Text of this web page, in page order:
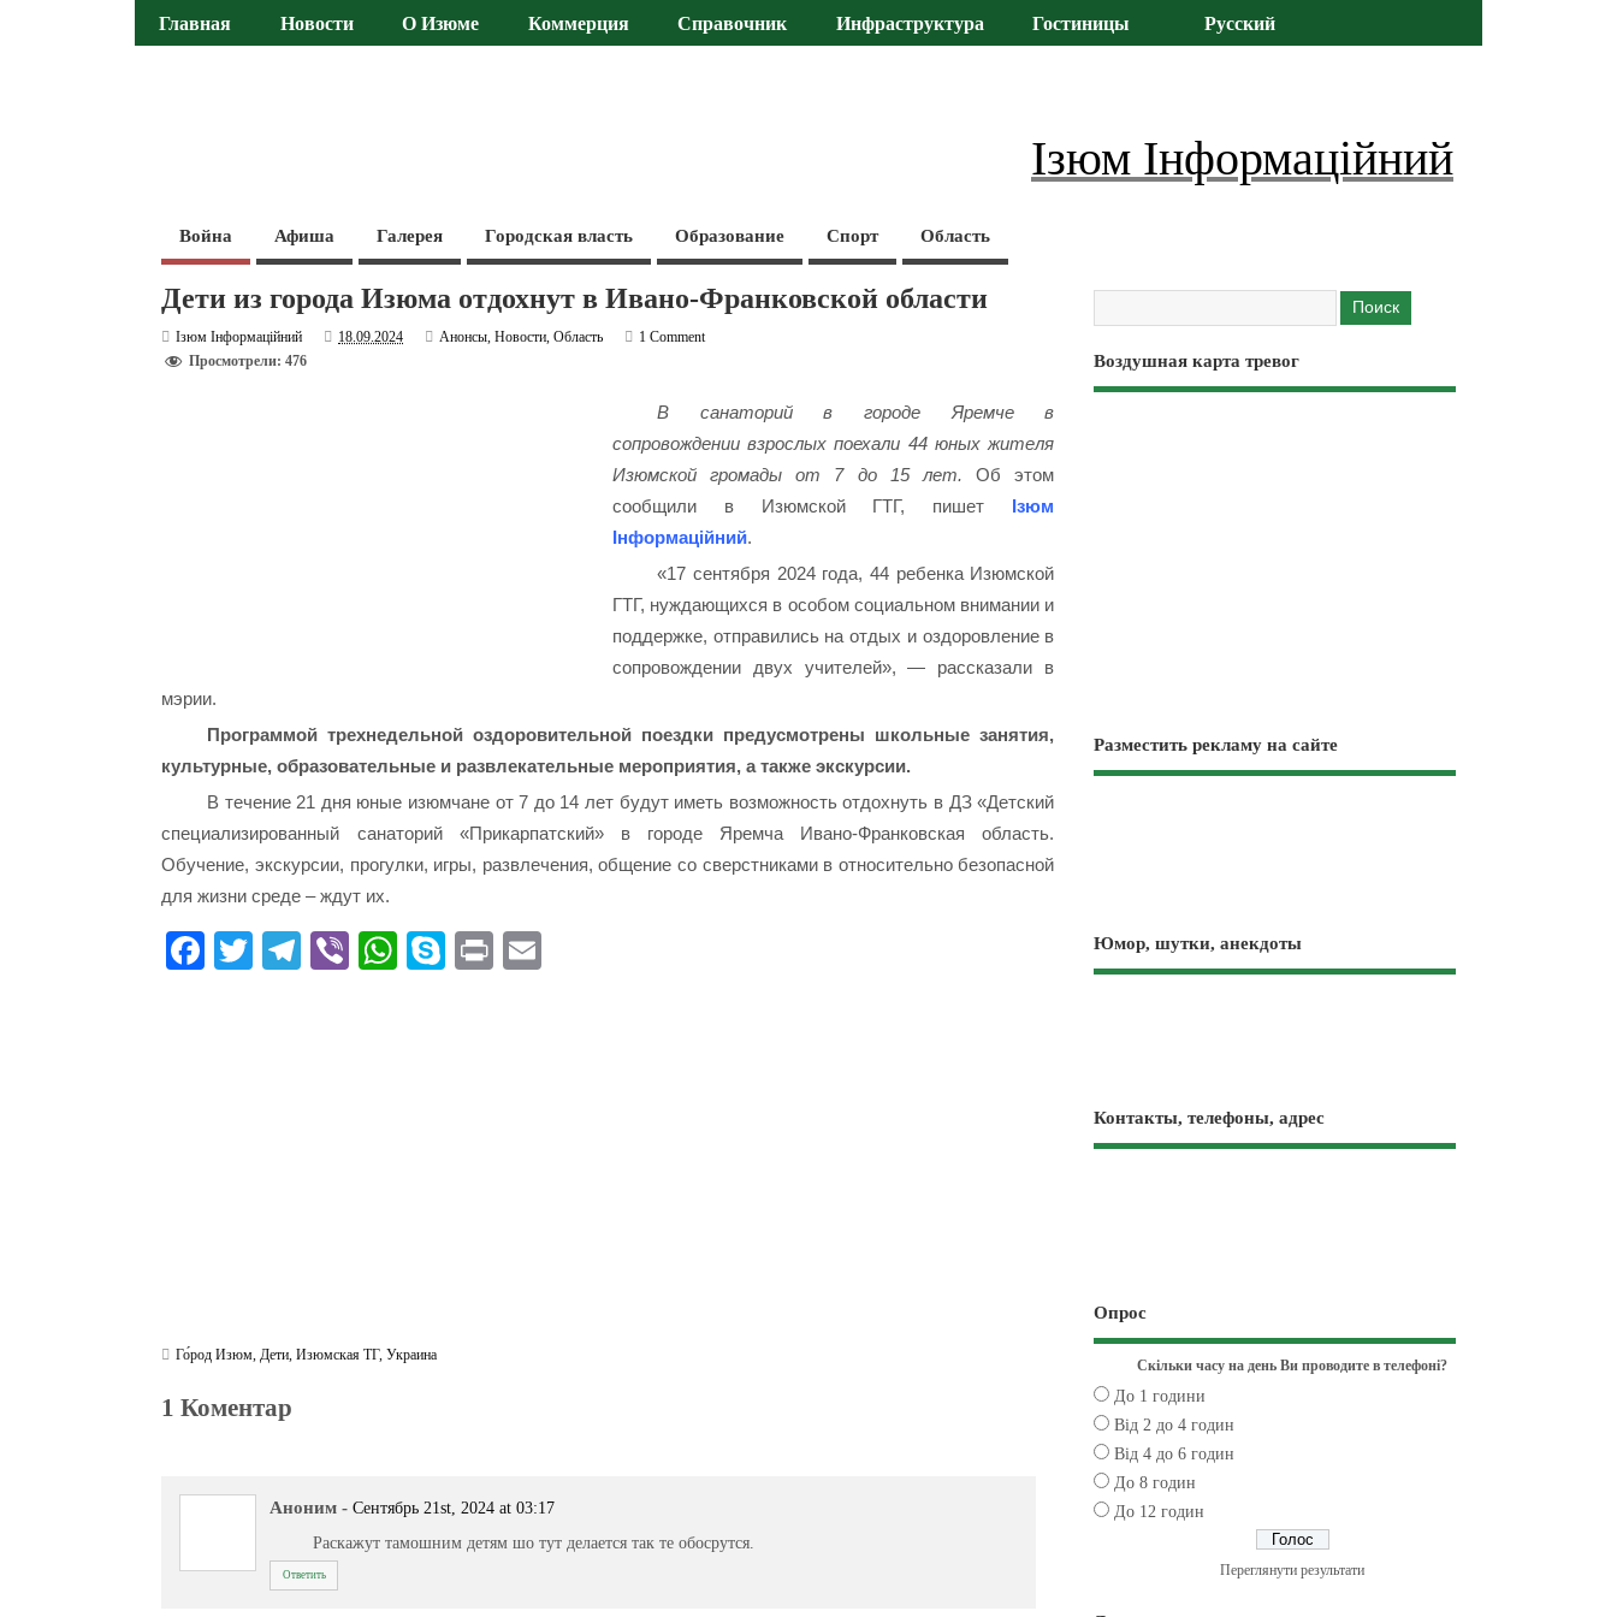
Главная Новости О Изюме Коммерция Справочник Инфраструктура Гостиницы Русский
Ізюм Інформаційний
Война Афиша Галерея Городская власть Образование Спорт Область
Дети из города Изюма отдохнут в Ивано-Франковской области
Ізюм Інформаційний 18.09.2024 Анонсы,Новости,Область
1 Comment
Просмотрели: 476
В санаторий в городе Яремче в
сопровождении взрослых поехали 44 юных жителя
Изюмской громады от 7 до 15 лет. Об этом
сообщили в Изюмской ГТГ, пишет Ізюм
Інформаційний.
«17 сентября 2024 года, 44 ребенка Изюмской
ГТГ, нуждающихся в особом социальном внимании и
поддержке, отправились на отдых и оздоровление в
сопровождении двух учителей», — рассказали в
мэрии.
Программой трехнедельной оздоровительной поездки предусмотрены школьные занятия,
культурные, образовательные и развлекательные мероприятия, а также экскурсии.
В течение 21 дня юные изюмчане от 7 до 14 лет будут иметь возможность отдохнуть в ДЗ «Детский
специализированный санаторий «Прикарпатский» в городе Яремча Ивано-Франковская область.
Обучение, экскурсии, прогулки, игры, развлечения, общение со сверстниками в относительно безопасной
для жизни среде – ждут их.
Fa T
Te Vi
W
S
Pr
Го́род Изюм Дети ,Изюмская ТГ,Украина
1 Коментар
Аноним - Сентябрь 21st, 2024 at 03:17
Раскажут тамошним детям шо тут делается так те обосрутся.
Ответить
Воздушная карта тревог
Разместить рекламу на сайте
Юмор, шутки, анекдоты
Контакты, телефоны, адрес
Опрос
Скільки часу на день Ви проводите в телефоні?
До 1 години
Від 2 до 4 годин
Від 4 до 6 годин
До 8 годин
До 12 годин
Переглянути результати